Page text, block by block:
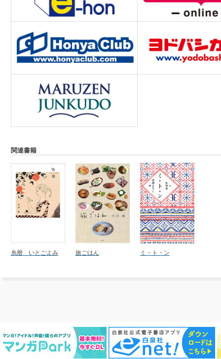
関連書籍
糸暦 いとごよみ 旅ごはん ミ・ト・ン